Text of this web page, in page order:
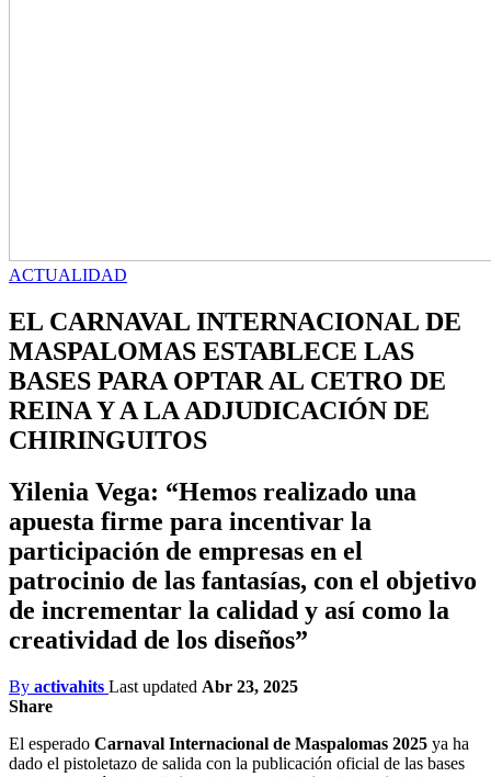
ACTUALIDAD
EL CARNAVAL INTERNACIONAL DE
MASPALOMAS ESTABLECE LAS
BASES PARA OPTAR AL CETRO DE
REINA Y A LA ADJUDICACIÓN DE
CHIRINGUITOS
Yilenia Vega: “Hemos realizado una
apuesta firme para incentivar la
participación de empresas en el
patrocinio de las fantasías, con el objetivo
de incrementar la calidad y así como la
creatividad de los diseños”
By activahits Last updated Abr 23, 2025
Share
El esperado Carnaval Internacional de Maspalomas 2025 ya ha
dado el pistoletazo de salida con la publicación oficial de las bases